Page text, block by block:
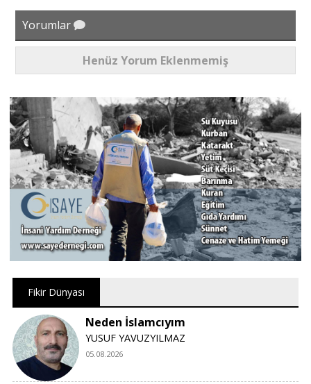
Yorumlar
Henüz Yorum Eklenmemiş
Fikir Dünyası
Neden İslamcıyım
YUSUF YAVUZYILMAZ
05.08.2026